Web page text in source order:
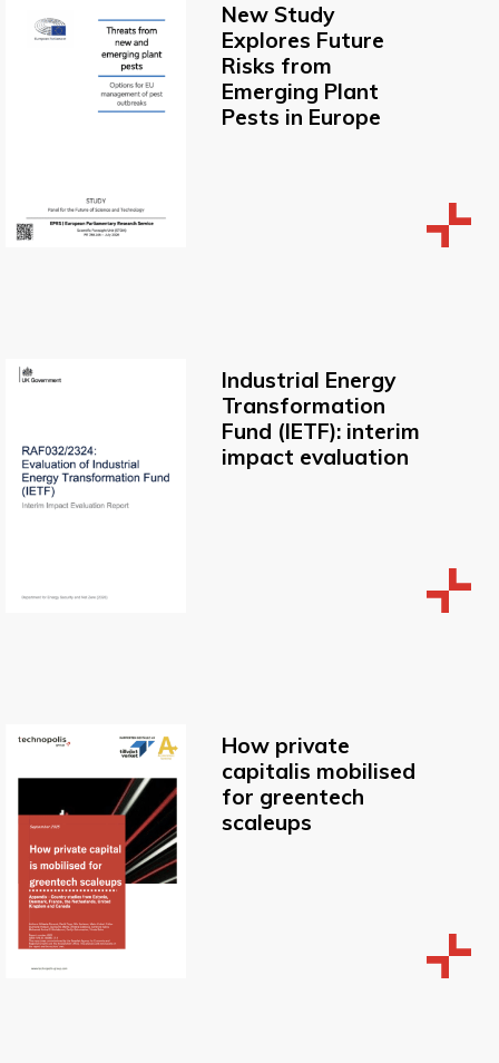
New Study
Explores Future
Risks from
Emerging Plant
Pests in Europe
Industrial Energy
Transformation
Fund (IETF): interim
impact evaluation
How private
capitalis mobilised
for greentech
scaleups